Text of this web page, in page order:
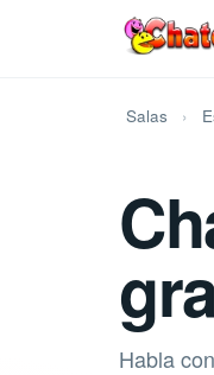
Salas
Habla